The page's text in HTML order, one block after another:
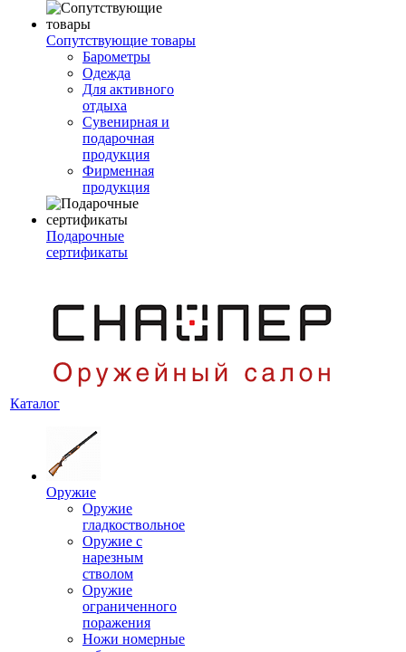
Сопутствующие товары
Барометры
Одежда
Для активного
отдыха
Сувенирная и
подарочная
продукция
Фирменная
продукция
Подарочные
сертификаты
Каталог
Оружие
Оружие
гладкоствольное
Оружие с
нарезным
стволом
Оружие
ограниченного
поражения
Ножи номерные